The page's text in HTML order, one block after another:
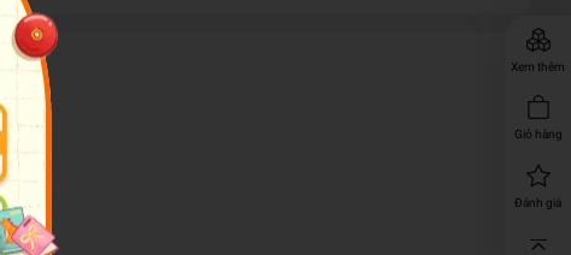
Xem thêm
Giỏ hàng
Đánh giá